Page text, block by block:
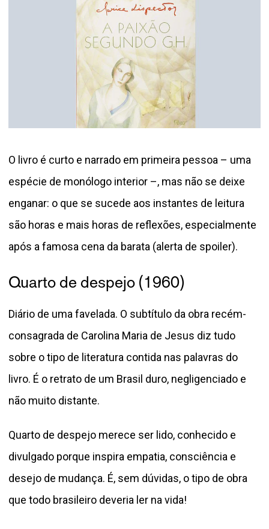
O livro é curto e narrado em primeira pessoa – uma
espécie de monólogo interior –, mas não se deixe
enganar: o que se sucede aos instantes de leitura
são horas e mais horas de reflexões, especialmente
após a famosa cena da barata (alerta de spoiler).
Quarto de despejo (1960)
Diário de uma favelada. O subtítulo da obra recém-
consagrada de Carolina Maria de Jesus diz tudo
sobre o tipo de literatura contida nas palavras do
livro. É o retrato de um Brasil duro, negligenciado e
não muito distante.
Quarto de despejo merece ser lido, conhecido e
divulgado porque inspira empatia, consciência e
desejo de mudança. É, sem dúvidas, o tipo de obra
que todo brasileiro deveria ler na vida!